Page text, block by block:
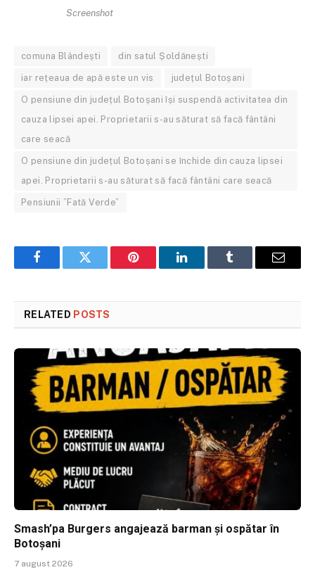
Screenshot
comuna Blândești din satul Șoldănești
iar rețeaua de apă este un vis județul Botoșani
O pensiune din județul Botoșani își suspendă activitatea din
cauza lipsei apei. Proprietarii s-au săturat să facă fântâni
care seacă
O pensiune din județul Botoșani se închide din cauza lipsei
apei. Proprietarii s-au săturat să facă fântâni care seacă
Pensiunii ”Fată Verde”
FacebookTwitter Pinterest LinkedInTumblr Email
RELATED POSTS
Smash’pa Burgers angajează barman și ospătar în
Botoșani
7 august 2026